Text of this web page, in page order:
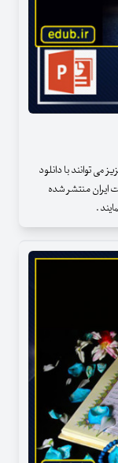
می توانند با دانلود
ایران منتشر شده
.